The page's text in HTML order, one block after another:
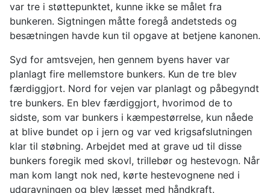
var tre i støttepunktet, kunne ikke se målet fra
bunkeren. Sigtningen måtte foregå andetsteds og
besætningen havde kun til opgave at betjene kanonen.
Syd for amtsvejen, hen gennem byens haver var
planlagt fire mellemstore bunkers. Kun de tre blev
færdiggjort. Nord for vejen var planlagt og påbegyndt
tre bunkers. En blev færdiggjort, hvorimod de to
sidste, som var bunkers i kæmpestørrelse, kun nåede
at blive bundet op i jern og var ved krigsafslutningen
klar til støbning. Arbejdet med at grave ud til disse
bunkers foregik med skovl, trillebør og hestevogn. Når
man kom langt nok ned, kørte hestevognene ned i
udgravningen og blev læsset med håndkraft.